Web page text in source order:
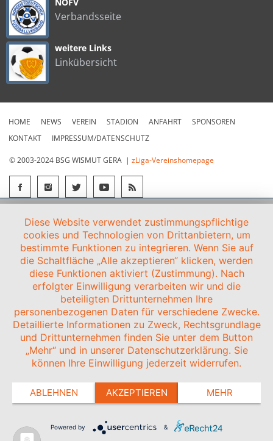
Verbandsseite
weitere Links
Linkübersicht
HOME NEWS VEREIN STADION ANFAHRT
SPONSOREN
KONTAKT
IMPRESSUM/DATENSCHUTZ
© 2003-2024 BSG WISMUT GERA | zLiga-Vereinshomepage
Diese Website verwendet zustimmungspflichtige
cookies und Technologien von Drittanbietern, um
bestimmte Funktionen zu integrieren. Wenn Sie auf
die Schaltfläche „Alle akzeptieren“ klicken, werden
diese Funktionen aktiviert (Zustimmung). Nach
erfolgter Einwilligung verarbeiten wir und die
beteiligten Drittunternehmen Ihre
personenbezogenen Daten für verschiedene Zwecke.
Detaillierte Informationen zu Zweck, Rechtsgrundlage
und Drittunternehmen finden Sie unter dem Button
„Mehr“ und in unserer Datenschutzerklärung. Sie
können Ihre Einwilligung jederzeit widerrufen.
ABLEHNEN AKZEPTIEREN MEHR
Powered by &